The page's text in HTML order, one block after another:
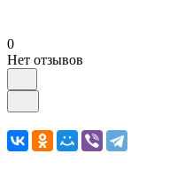
0
Нет отзывов